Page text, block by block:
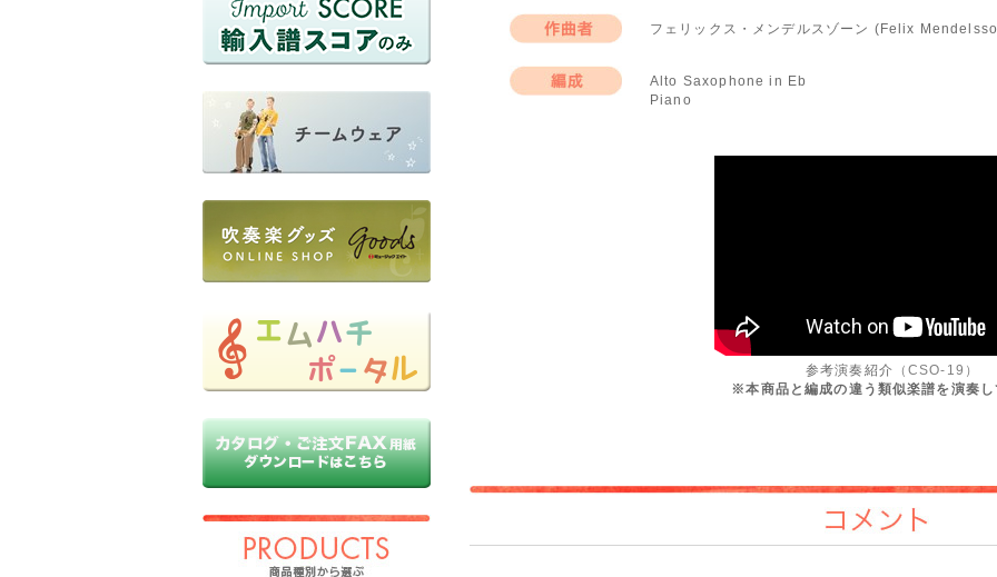
フェリックス・メンデルスゾーン (Felix
Alto Saxophone in Eb
Piano
参考演奏紹介 （CSO-19）
※本商品と編成の違う類似楽譜を演奏
コメント